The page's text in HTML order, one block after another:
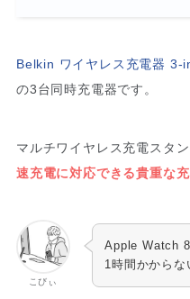
Belkin ワイヤレス充電器 3-
の3台同時充電器です。
マルチワイヤレス充電スタ
速充電に対応できる貴重な
こびぃ
Apple Watch 8
1時間かからな